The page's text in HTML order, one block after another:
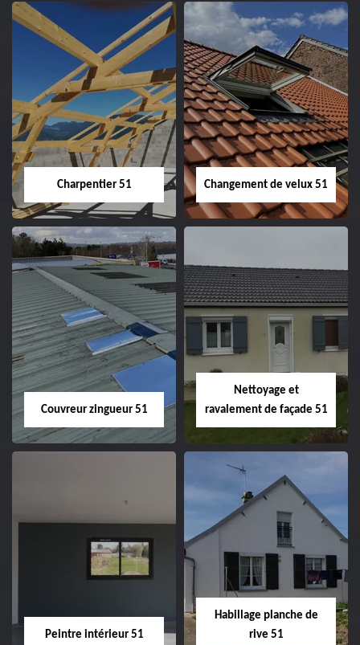
Entreprise de
couverture 51
Démoussage de
toiture 51
Charpentier 51
Charpentier 51
Changement de velux 51
Changement de
velux 51
Couvreur zingueur 51
51
Nettoyage et
ravalement de façade 51
Nettoyage et
ravalement de
façade 51
Peintre intérieur 51
Habillage planche de
rive 51